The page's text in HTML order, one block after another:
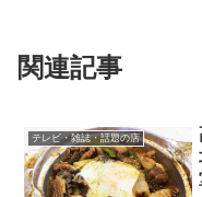
関連記事
テレビ・雑誌・話題の店